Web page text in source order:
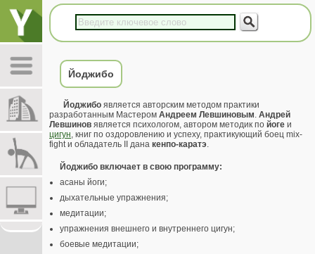
Йоджибо
Йоджибо является авторским методом практики
разработанным Мастером Андреем Левшиновым. Андрей
Левшинов является психологом, автором методик по йоге и
цигун, книг по оздоровлению и успеху, практикующий боец mix-
fight и обладатель II дана кенпо-каратэ.
Йоджибо включает в свою программу:
асаны йоги;
дыхательные упражнения;
медитации;
упражнения внешнего и внутреннего цигун;
боевые медитации;